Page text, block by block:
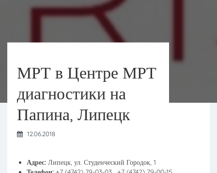
МРТ в Центре МРТ
диагностики на
Папина, Липецк
12.06.2018
Адрес: Липецк, ул. Студенческий Городок, 1